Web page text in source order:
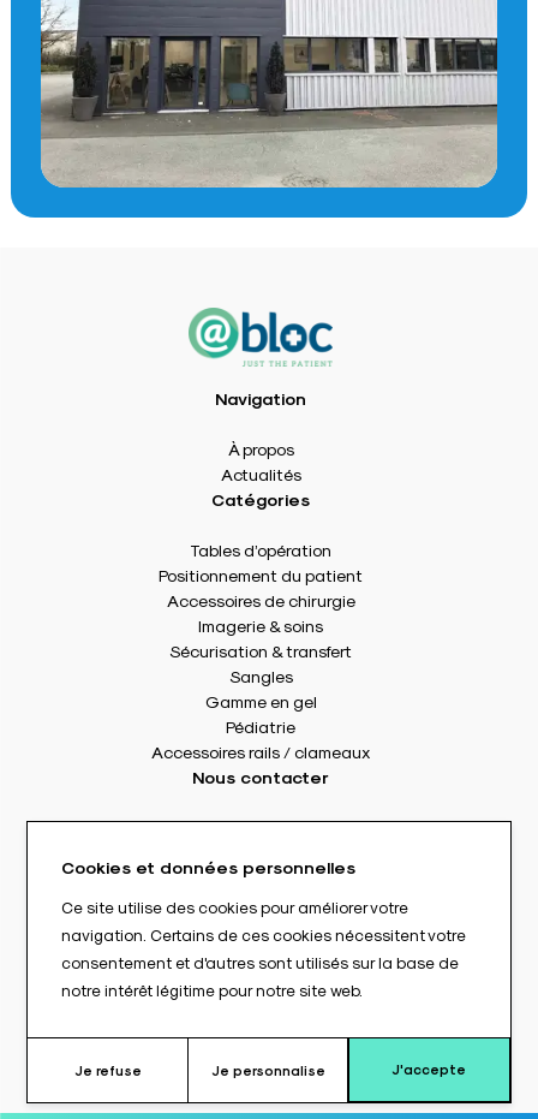
Navigation
À propos
Actualités
Catégories
Tables d’opération
Positionnement du patient
Accessoires de chirurgie
Imagerie & soins
Sécurisation & transfert
Sangles
Gamme en gel
Pédiatrie
Accessoires rails / clameaux
Nous contacter
8 rue Des Frères Montgolfier
Tél. : +33(0) 2 41 17 49 49
Fax : +33(0) 2 72 22 11 43
E-mail : info@abloc.eu
Mentions légales
Conditions générales de vente
Cookies et données personnelles
Ce site utilise des cookies pour améliorer votre
navigation. Certains de ces cookies nécessitent votre
consentement et d'autres sont utilisés sur la base de
notre intérêt légitime pour notre site web.
Je refuse Je personnalise J'accepte